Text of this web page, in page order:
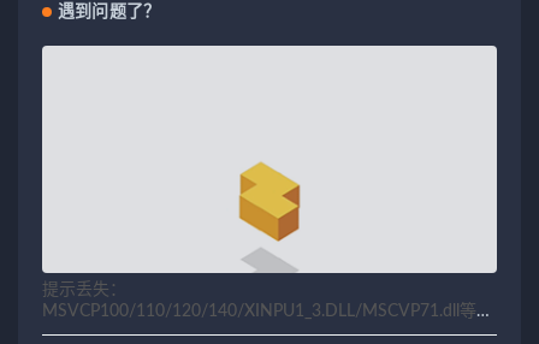
遇到问题了？
提示丢失：
MSVCP100/110/120/140/XINPU1_3.DLL/MSCVP71.dll等相
关问题解决方法